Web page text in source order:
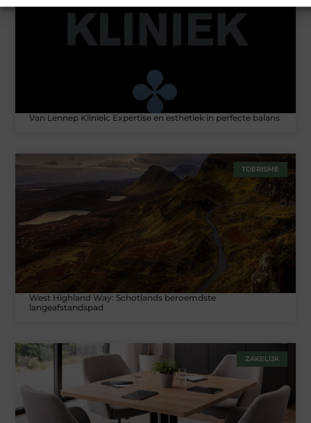
Van Lennep Kliniek: Expertise en esthetiek in perfecte balans
TOERISME
West Highland Way: Schotlands beroemdste
langeafstandspad
ZAKELIJK